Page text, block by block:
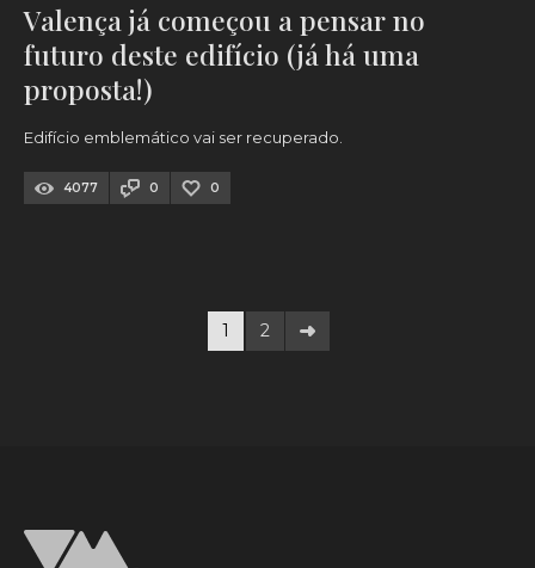
Valença já começou a pensar no
futuro deste edifício (já há uma
proposta!)
Edifício emblemático vai ser recuperado.
4077 0 0
1 2